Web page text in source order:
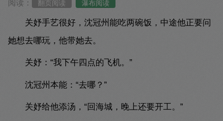
阅读： 翻页阅读 瀑布阅读
关妤手艺很好，沈冠州能吃两碗饭，中途他正要问
她想去哪玩，他带她去。
关妤：“我下午四点的飞机。”
沈冠州本能：“去哪？”
关妤给他添汤，“回海城，晚上还要开工。”